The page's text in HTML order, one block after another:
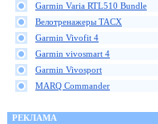
Garmin Varia RTL510 Bundle
Велотренажеры TACX
Garmin Vivofit 4
Garmin vivosmart 4
Garmin Vivosport
MARQ Commander
РЕКЛАМА